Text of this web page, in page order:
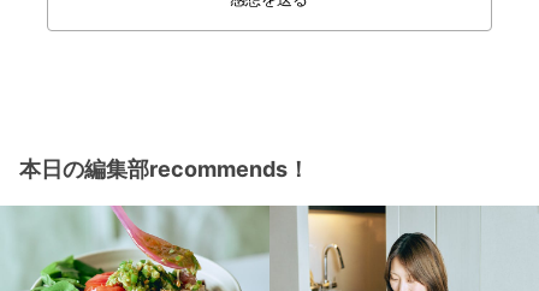
本日の編集部recommends！